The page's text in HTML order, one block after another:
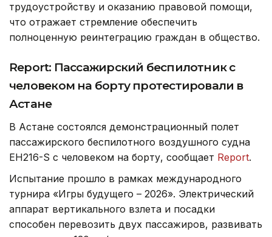
трудоустройству и оказанию правовой помощи,
что отражает стремление обеспечить
полноценную реинтеграцию граждан в общество.
Report: Пассажирский беспилотник с
человеком на борту протестировали в
Астане
В Астане состоялся демонстрационный полет
пассажирского беспилотного воздушного судна
EH216-S с человеком на борту, сообщает Report.
Испытание прошло в рамках международного
турнира «Игры будущего – 2026». Электрический
аппарат вертикального взлета и посадки
способен перевозить двух пассажиров, развивать